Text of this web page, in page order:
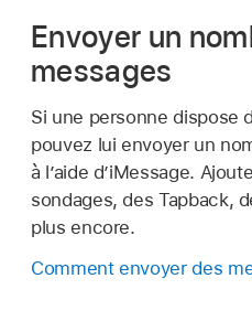
Envoyer un
messages
Si une personne dispose
pouvez lui envoyer un
à l’aide d’iMessage.
sondages, des Tapback,
plus encore.
Comment envoyer des